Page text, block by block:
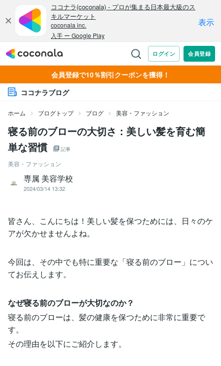
会員登録で10％割引クーポンを獲得！
ココナラブログ
ホーム ブログトップ ブログ 美容・ファッション
寝る前のブローの大切さ：美しい髪を育む簡
単な習慣
記事
美容・ファッション
専属 美容学校
2024/03/14 13:32
皆さん、こんにちは！美しい髪を保つためには、日々のケ
アが欠かせませんよね。
今回は、その中でも特に重要な「寝る前のブロー」につい
てお伝えします。
なぜ寝る前のブローが大切なのか？
寝る前のブローは、髪の健康を保つために非常に重要で
す。
その理由を以下にご紹介します。